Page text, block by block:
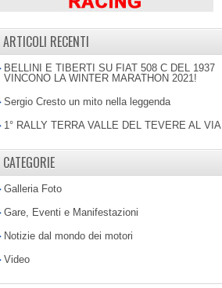
ARTICOLI RECENTI
BELLINI E TIBERTI SU FIAT 508 C DEL 1937
VINCONO LA WINTER MARATHON 2021!
Sergio Cresto un mito nella leggenda
1° RALLY TERRA VALLE DEL TEVERE AL VIA
CATEGORIE
Galleria Foto
Gare, Eventi e Manifestazioni
Notizie dal mondo dei motori
Video